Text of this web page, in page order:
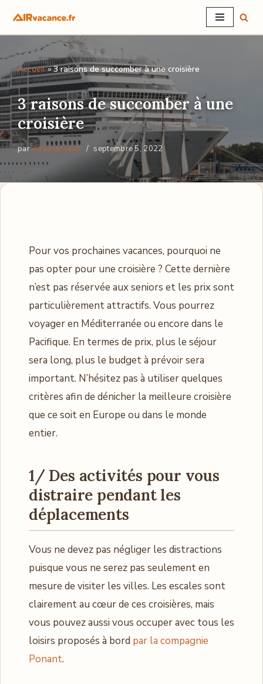
Aller
au
contenu
Accueil»3 raisons de succomber à une croisière
3 raisons de succomber à une
croisière
parAirVacancesfr septembre 5, 2022
Pour vos prochaines vacances, pourquoi ne
pas opter pour une croisière ? Cette dernière
n’est pas réservée aux seniors et les prix sont
particulièrement attractifs. Vous pourrez
voyager en Méditerranée ou encore dans le
Pacifique. En termes de prix, plus le séjour
sera long, plus le budget à prévoir sera
important. N’hésitez pas à utiliser quelques
critères afin de dénicher la meilleure croisière
que ce soit en Europe ou dans le monde
entier.
1/ Des activités pour vous
distraire pendant les
déplacements
Vous ne devez pas négliger les distractions
puisque vous ne serez pas seulement en
mesure de visiter les villes. Les escales sont
clairement au cœur de ces croisières, mais
vous pouvez aussi vous occuper avec tous les
loisirs proposés à bord par la compagnie
Ponant.